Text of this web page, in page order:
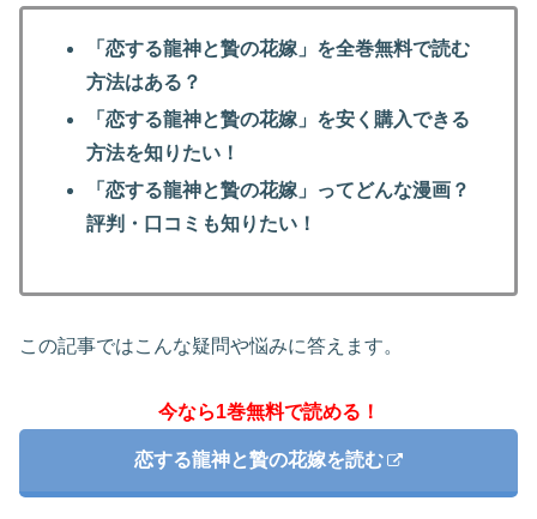
「恋する龍神と贄の花嫁」を全巻無料で読む
方法はある？
「恋する龍神と贄の花嫁」を安く購入できる
方法を知りたい！
「恋する龍神と贄の花嫁」ってどんな漫画？
評判・口コミも知りたい！
この記事ではこんな疑問や悩みに答えます。
今なら1巻無料で読める！
恋する龍神と贄の花嫁を読む